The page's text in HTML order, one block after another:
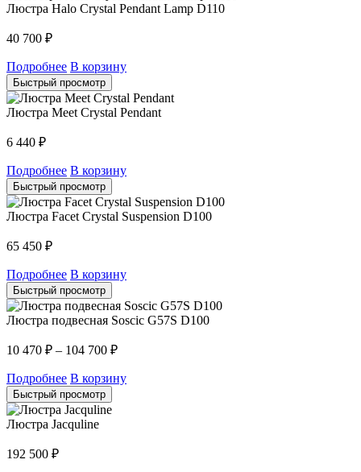
Люстра Halo Crystal Pendant Lamp D110
40 700 ₽
Подробнее В корзину
Быстрый просмотр
Люстра Meet Crystal Pendant
6 440 ₽
Подробнее В корзину
Быстрый просмотр
Люстра Facet Crystal Suspension D100
65 450 ₽
Подробнее В корзину
Быстрый просмотр
Люстра подвесная Soscic G57S D100
10 470 ₽ – 104 700 ₽
Подробнее В корзину
Быстрый просмотр
Люстра Jacquline
192 500 ₽